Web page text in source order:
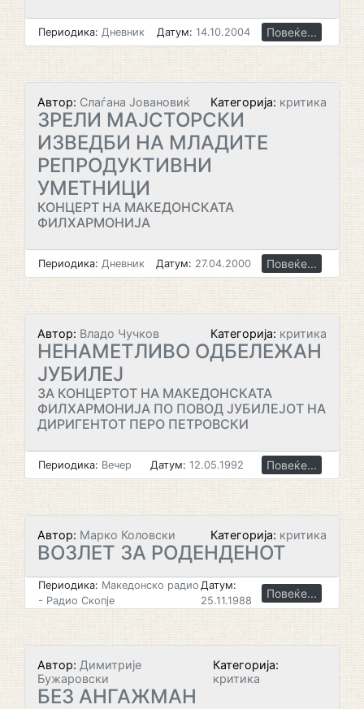
Периодика: Дневник Датум: 14.10.2004 Повеќе...
Автор: Слаѓана Јовановиќ Категорија: критика
ЗРЕЛИ МАЈСТОРСКИ
ИЗВЕДБИ НА МЛАДИТЕ
РЕПРОДУКТИВНИ
УМЕТНИЦИ
КОНЦЕРТ НА МАКЕДОНСКАТА
ФИЛХАРМОНИЈА
Периодика: Дневник Датум: 27.04.2000 Повеќе...
Автор: Владо Чучков Категорија: критика
НЕНАМЕТЛИВО ОДБЕЛЕЖАН
ЈУБИЛЕЈ
ЗА КОНЦЕРТОТ НА МАКЕДОНСКАТА
ФИЛХАРМОНИЈА ПО ПОВОД ЈУБИЛЕЈОТ НА
ДИРИГЕНТОТ ПЕРО ПЕТРОВСКИ
Периодика: Вечер Датум: 12.05.1992 Повеќе...
Автор: Марко Коловски Категорија: критика
ВОЗЛЕТ ЗА РОДЕНДЕНОТ
Периодика: Македонско радио
- Радио Скопје
Датум:
25.11.1988
Повеќе...
Автор: Димитрије
Бужаровски
Категорија:
критика
БЕЗ АНГАЖМАН